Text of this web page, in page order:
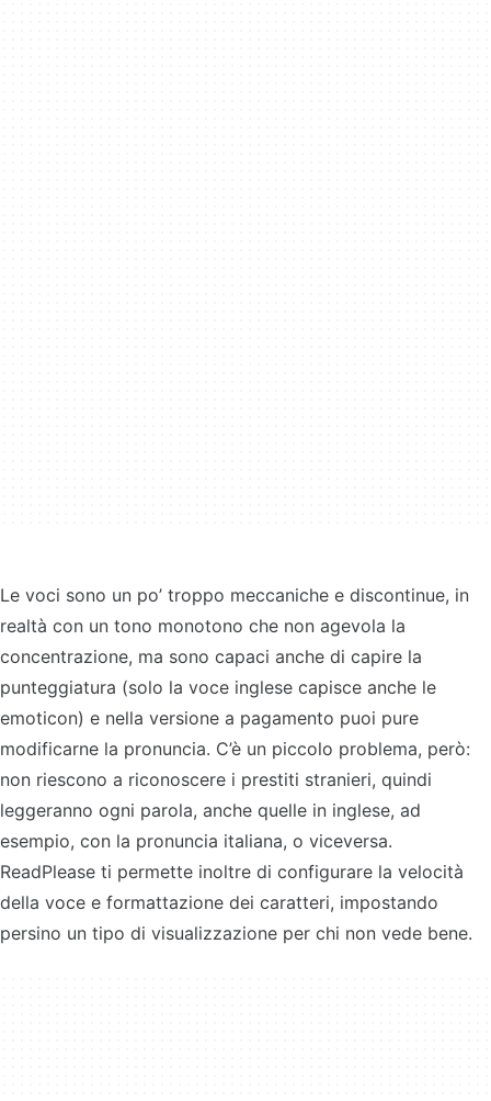
Le voci sono un po’ troppo meccaniche e discontinue, in
realtà con un tono monotono che non agevola la
concentrazione, ma sono capaci anche di capire la
punteggiatura (solo la voce inglese capisce anche le
emoticon) e nella versione a pagamento puoi pure
modificarne la pronuncia. C’è un piccolo problema, però:
non riescono a riconoscere i prestiti stranieri, quindi
leggeranno ogni parola, anche quelle in inglese, ad
esempio, con la pronuncia italiana, o viceversa.
ReadPlease ti permette inoltre di configurare la velocità
della voce e formattazione dei caratteri, impostando
persino un tipo di visualizzazione per chi non vede bene.